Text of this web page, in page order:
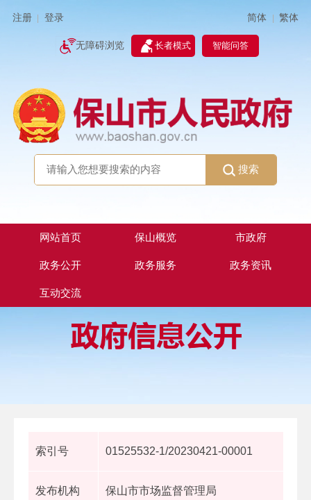
注册 登录 简体 | 繁体
无障碍浏览 长者模式 智能问答
搜索
网站首页 保山概览 市政府
政务公开 政务服务 政务资讯
互动交流
索引号 01525532-1/20230421-00001
发布机构 保山市市场监督管理局